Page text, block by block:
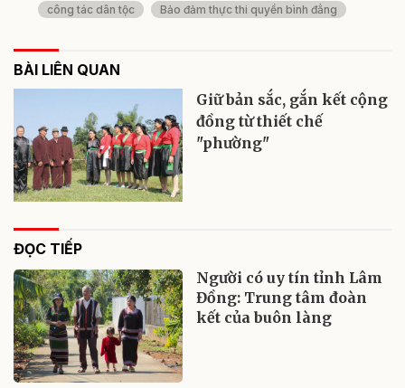
công tác dân tộc Bảo đảm thực thi quyền bình đẳng
BÀI LIÊN QUAN
Giữ bản sắc, gắn kết cộng
đồng từ thiết chế
"phường"
ĐỌC TIẾP
Người có uy tín tỉnh Lâm
Đồng: Trung tâm đoàn
kết của buôn làng